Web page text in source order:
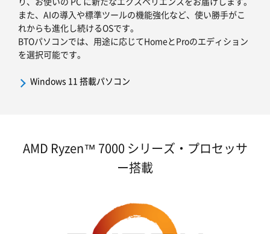
また、AIの導入や標準ツールの機能強化など、使い勝手がこ
れからも進化し続けるOSです。
BTOパソコンでは、用途に応じてHomeとProのエディション
を選択可能です。
Windows 11 搭載パソコン
AMD Ryzen™ 7000 シリーズ・プロセッサ
ー搭載